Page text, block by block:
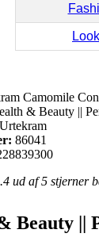
Camomile
& Beauty ||
Urtekram
86041
ud af 5 stjerner
Beauty ||